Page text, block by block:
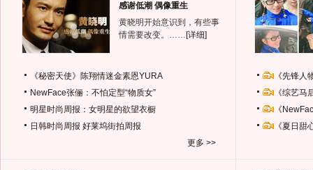
感谢低潮 偶像重生
黄晓明开始意识到，有些事
情需要改变。…… [详细]
《秘密天使》陈翔情迷金素恩YURA
NewFace张俪：不怕定型“物质女”
明星时尚周报：女明星的欲望衣橱
日韩时尚周报 好莱坞街拍周报
更多 >>
《先锋
《综艺
《
《夏日